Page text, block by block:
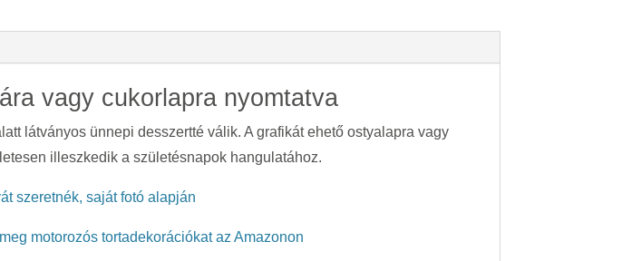
vagy cukorlapra nyomtatva
látványos ünnepi desszertté válik. A grafikát ehető ostyalapra vagy
illeszkedik a születésnapok hangulatához.
szeretnék, saját fotó alapján
motorozós tortadekorációkat az Amazonon